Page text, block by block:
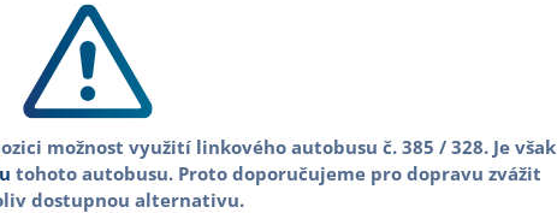
možnost využití linkového autobusu č. 385 / 328. Je však
tohoto autobusu. Proto doporučujeme pro dopravu zvážit
dostupnou alternativu.